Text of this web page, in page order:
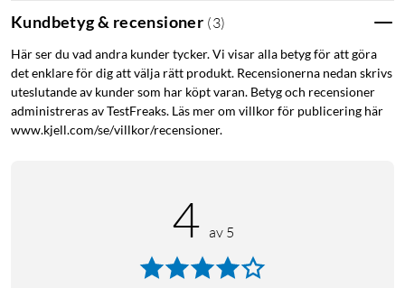
Kundbetyg & recensioner (3)
Här ser du vad andra kunder tycker. Vi visar alla betyg för att göra
det enklare för dig att välja rätt produkt. Recensionerna nedan skrivs
uteslutande av kunder som har köpt varan. Betyg och recensioner
administreras av TestFreaks. Läs mer om villkor för publicering här
www.kjell.com/se/villkor/recensioner.
4 av 5